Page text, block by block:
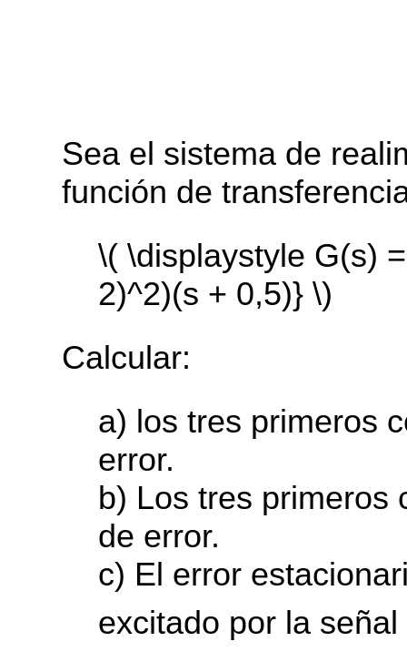
Sea el sistema de
función de
\( \displaystyle G(s)
2)^2)(s + 0,5)} \)
Calcular:
a) los tres primeros
error.
b) Los tres primeros
de error.
c) El error
excitado por la